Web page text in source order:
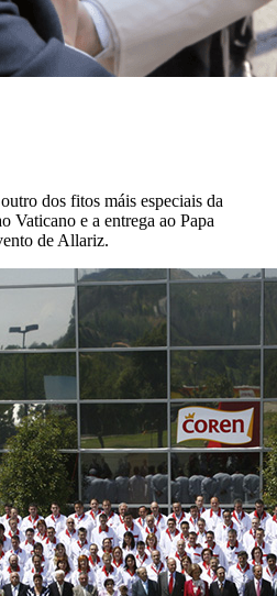
dos fitos máis especiais da
Vaticano e a entrega ao Papa
de Allariz.